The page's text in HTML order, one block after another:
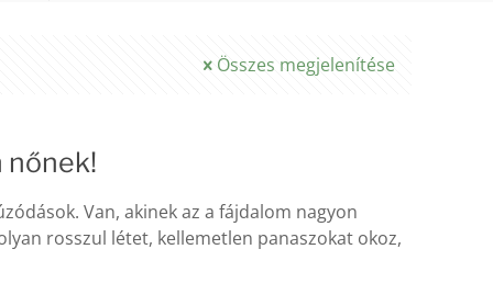
Összes megjelenítése
nőnek!
Van, akinek az a fájdalom nagyon
rosszul létet, kellemetlen panaszokat okoz,